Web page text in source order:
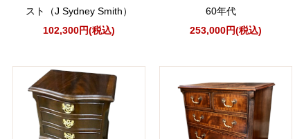
スト（J Sydney Smith）
102,300円(税込)
60年代
253,000円(税込)